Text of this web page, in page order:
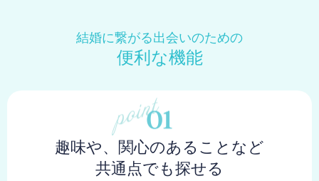
結婚に繋がる出会いのための
便利な機能
趣味や、関心のあることなど
共通点でも探せる